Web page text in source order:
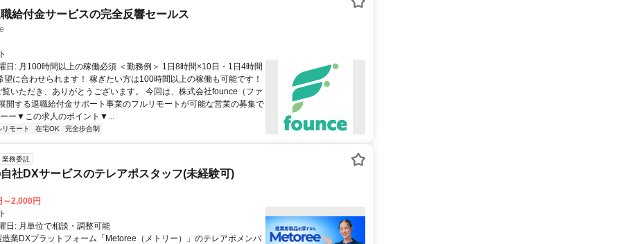
給付金サービスの完全反響セールス
日: 月100時間以上の稼働必須 ＜勤務例＞ 1日8時間×10日・1日4時間
望に合わせられます！ 稼ぎたい方は100時間以上の稼働も可能です！
覧いただき、ありがとうございます。 今回は、株式会社founce（ファ
開する退職給付金サポート事業のフルリモートが可能な営業の募集で
ー▼この求人のポイント▼...
リモート 在宅OK 完全歩合制
業務委託
社DXサービスのテレアポスタッフ(未経験可)
2,000円
日: 月単位で相談・調整可能
造業DXプラットフォーム「Metoree（メトリー）」のテレアポメンバ